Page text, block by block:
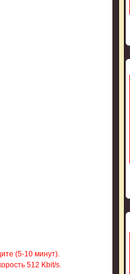
(5-10 минут).
512 Kbit/s.